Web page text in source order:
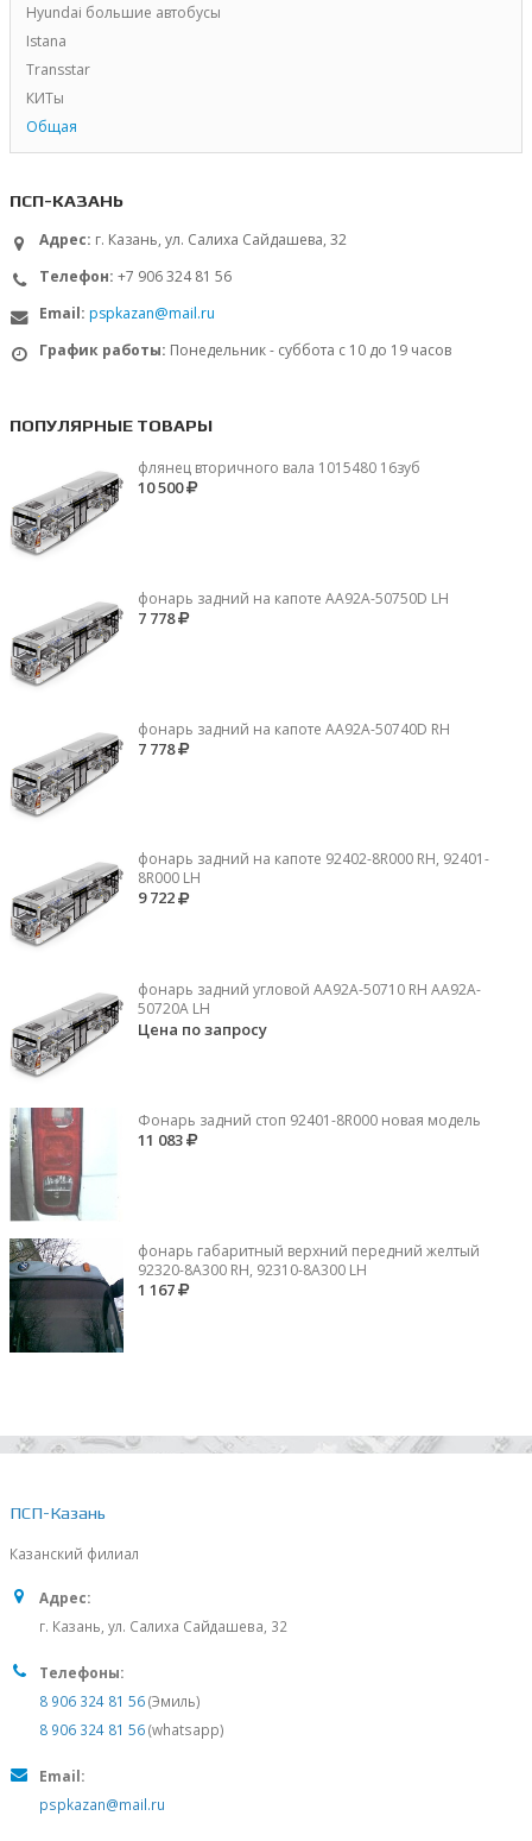
Hyundai большие автобусы
Istana
Transstar
КИТы
Общая
ПСП-КАЗАНЬ
Адрес: г. Казань, ул. Салиха Сайдашева, 32
Телефон: +7 906 324 81 56
Email: pspkazan@mail.ru
График работы: Понедельник - суббота с 10 до 19 часов
ПОПУЛЯРНЫЕ ТОВАРЫ
флянец вторичного вала 1015480 16зуб
10 500
фонарь задний на капоте AA92A-50750D LH
7 778
фонарь задний на капоте AA92A-50740D RH
7 778
фонарь задний на капоте 92402-8R000 RH, 92401-
8R000 LH
9 722
фонарь задний угловой AA92A-50710 RH AA92A-
50720A LH
Цена по запросу
Фонарь задний стоп 92401-8R000 новая модель
11 083
фонарь габаритный верхний передний желтый
92320-8A300 RH, 92310-8А300 LH
1 167
ПСП-Казань
Казанский филиал
Адрес:
г. Казань, ул. Салиха Сайдашева, 32
Телефоны:
8 906 324 81 56(Эмиль)
8 906 324 81 56(whatsapp)
Email:
pspkazan@mail.ru